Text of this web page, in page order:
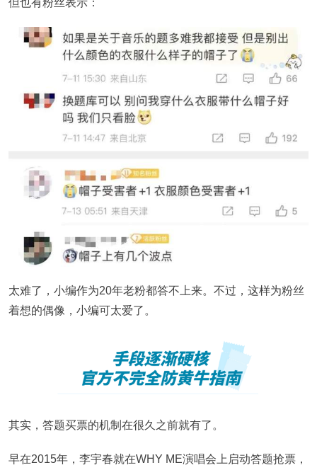
但也有粉丝表示：
太难了，小编作为20年老粉都答不上来。不过，这样为粉丝
着想的偶像，小编可太爱了。
其实，答题买票的机制在很久之前就有了。
早在2015年，李宇春就在WHY ME演唱会上启动答题抢票，